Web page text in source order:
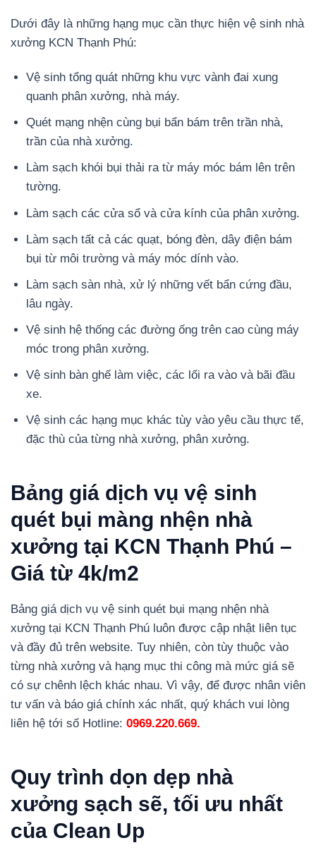
Dưới đây là những hạng mục cần thực hiện vệ sinh nhà
xưởng KCN Thạnh Phú:
Vệ sinh tổng quát những khu vực vành đai xung
quanh phân xưởng, nhà máy.
Quét mạng nhện cùng bụi bẩn bám trên trần nhà,
trần của nhà xưởng.
Làm sạch khói bụi thải ra từ máy móc bám lên trên
tường.
Làm sạch các cửa sổ và cửa kính của phân xưởng.
Làm sạch tất cả các quạt, bóng đèn, dây điện bám
bụi từ môi trường và máy móc dính vào.
Làm sạch sàn nhà, xử lý những vết bẩn cứng đầu,
lâu ngày.
Vệ sinh hệ thống các đường ống trên cao cùng máy
móc trong phân xưởng.
Vệ sinh bàn ghế làm việc, các lối ra vào và bãi đầu
xe.
Vệ sinh các hạng mục khác tùy vào yêu cầu thực tế,
đặc thù của từng nhà xưởng, phân xưởng.
Bảng giá dịch vụ vệ sinh
quét bụi màng nhện nhà
xưởng tại KCN Thạnh Phú –
Giá từ 4k/m2
Bảng giá dịch vụ vệ sinh quét bụi mạng nhện nhà
xưởng tại KCN Thạnh Phú luôn được cập nhật liên tục
và đầy đủ trên website. Tuy nhiên, còn tùy thuộc vào
từng nhà xưởng và hạng mục thi công mà mức giá sẽ
có sự chênh lệch khác nhau. Vì vậy, để được nhân viên
tư vấn và báo giá chính xác nhất, quý khách vui lòng
liên hệ tới số Hotline: 0969.220.669.
Quy trình dọn dẹp nhà
xưởng sạch sẽ, tối ưu nhất
của Clean Up